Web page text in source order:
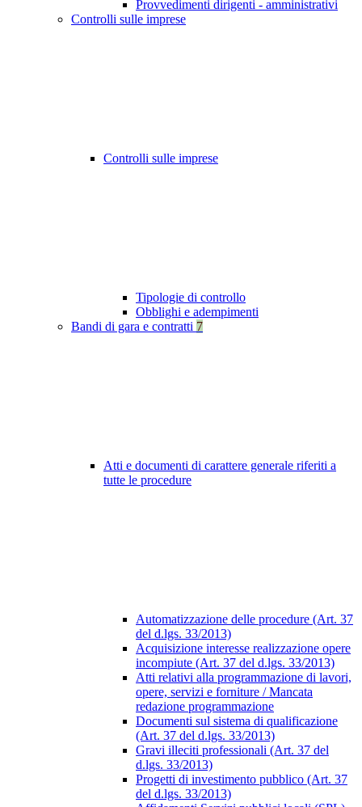
Provvedimenti dirigenti - amministrativi
Controlli sulle imprese
Controlli sulle imprese
Tipologie di controllo
Obblighi e adempimenti
Bandi di gara e contratti 7
Atti e documenti di carattere generale riferiti a
tutte le procedure
Automatizzazione delle procedure (Art. 37
del d.lgs. 33/2013)
Acquisizione interesse realizzazione opere
incompiute (Art. 37 del d.lgs. 33/2013)
Atti relativi alla programmazione di lavori,
opere, servizi e forniture / Mancata
redazione programmazione
Documenti sul sistema di qualificazione
(Art. 37 del d.lgs. 33/2013)
Gravi illeciti professionali (Art. 37 del
d.lgs. 33/2013)
Progetti di investimento pubblico (Art. 37
del d.lgs. 33/2013)